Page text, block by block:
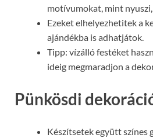
motívumokat, mint nyuszi,
Ezeket elhelyezhetitek a
ajándékba is adhatjátok.
Tipp: vízálló festéket
ideig megmaradjon a
Pünkösdi
Készítsetek együtt színes